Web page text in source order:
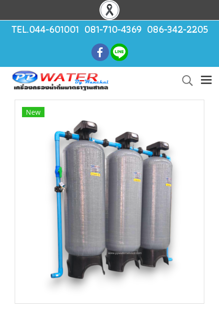
TEL.044-601001 081-710-4369 086-342-2205
New